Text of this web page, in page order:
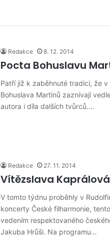
Redakce 8. 12. 2014
Pocta Bohuslavu
Patří již k zaběhnuté tradici, že v
Bohuslava Martinů zaznívají
autora i díla dalších tvůrců.…
Redakce 27. 11. 2014
Vítězslava Kaprálová
V tomto týdnu proběhly v
koncerty České filharmonie,
vedením respektovaného
Jakuba Hrůši. Na programu…